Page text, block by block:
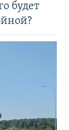
будет